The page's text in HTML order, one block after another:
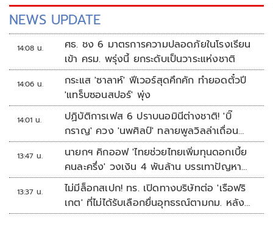
NEWS UPDATE
14:08 น.
ศธ. ชง 6 มาตรการความปลอดภัยในโรงเรียน
เข้า ครม. พรุ่งนี้ ยกระดับเป็นวาระแห่งชาติ
14:06 น.
กระแส 'ซาลาห์' ฟีเวอร์สุดคึกคัก ทำยอดตั๋วปี
'แทร็บซอนสปอร์' พุ่ง
14:01 น.
ปฏิบัติการเฟส 6 ปราบนอมินีต่างชาติ! 'บิ๊
กราญ' ควง 'นพศิลป์' ทลายพูลวิลล่าเถื่อน
หัวหิน
13:47 น.
นายกฯ คิกออฟ 'ไทยช่วยไทยเพิ่มทุนดอกเบี้ย
คนละครึ่ง' วงเงิน 4 พันล้าน บรรเทาปัญหา
ปากท้อง
13:37 น.
ไม่มีล็อกสเปก! ทร. เปิดทางบริษัทต่อ 'เรือฟริ
เกต' ที่ไม่ได้รับเลือกยื่นอุทธรณ์ตามกม. หลัง
เซ็นอนุมัติเรียบร้อย